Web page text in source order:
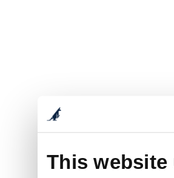
This website